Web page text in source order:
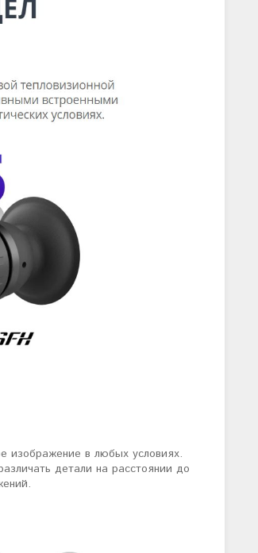
изображение в любых условиях.
детали на расстоянии до